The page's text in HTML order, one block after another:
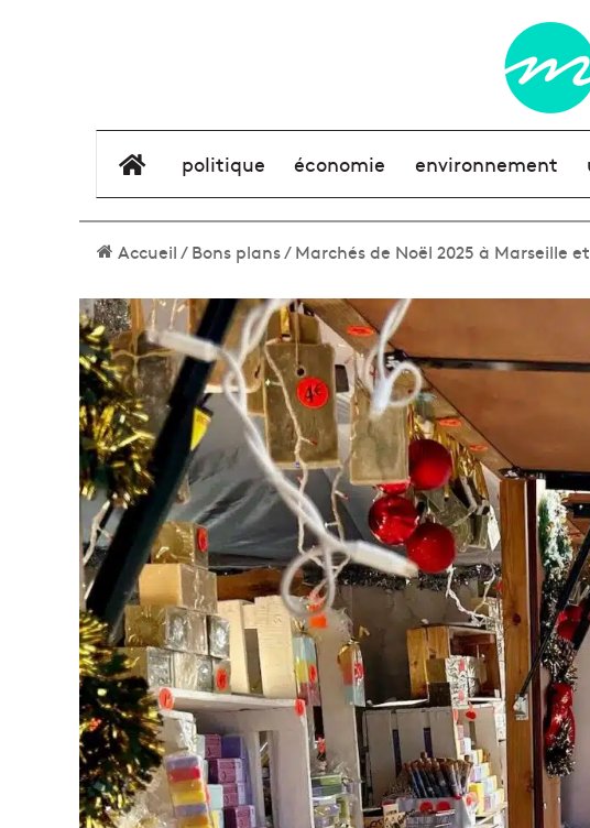
élément de menu
politique économie environnement
Accueil/Bons plans/Marchés de Noël 2025 à Marseille